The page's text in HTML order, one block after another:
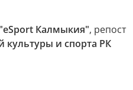
Калмыкия", репост
культуры и спорта РК